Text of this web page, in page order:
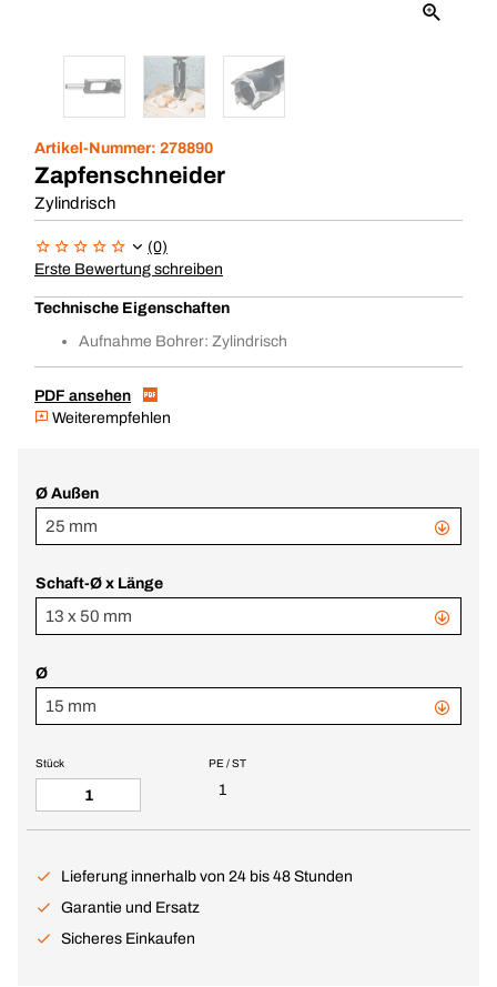
Artikel-Nummer: 278890
Zapfenschneider
Zylindrisch
(0)
Erste Bewertung schreiben
Technische Eigenschaften
Aufnahme Bohrer: Zylindrisch
PDF ansehen
Weiterempfehlen
Ø Außen
25 mm
Schaft-Ø x Länge
13 x 50 mm
Ø
15 mm
PE / ST
1
Stück
Lieferung innerhalb von 24 bis 48 Stunden
Garantie und Ersatz
Sicheres Einkaufen